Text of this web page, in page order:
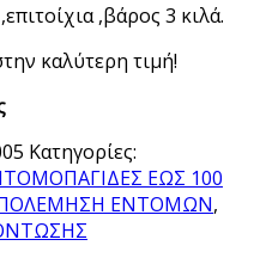
,βάρος 3 κιλά.
καλύτερη τιμή!
Κατηγορίες:
ΕΩΣ 100
ΕΝΤΟΜΩΝ,